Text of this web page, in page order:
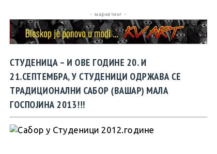
- маркетинг -
СТУДЕНИЦА – И ОВЕ ГОДИНЕ 20. И
21.СЕПТЕМБРА, У СТУДЕНИЦИ ОДРЖАВА СЕ
ТРАДИЦИОНАЛНИ САБОР (ВАШАР) МАЛА
ГОСПОЈИНА 2013!!!